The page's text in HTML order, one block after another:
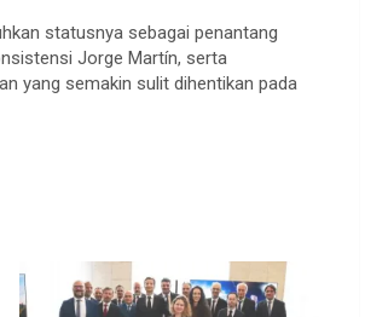
statusnya sebagai penantang
Jorge Martín, serta
yang semakin sulit dihentikan pada